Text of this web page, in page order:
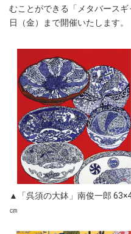
むことができる「メタバース
日（金）まで開催いたします。
▲「呉須の大鉢」南俊一郎
㎝